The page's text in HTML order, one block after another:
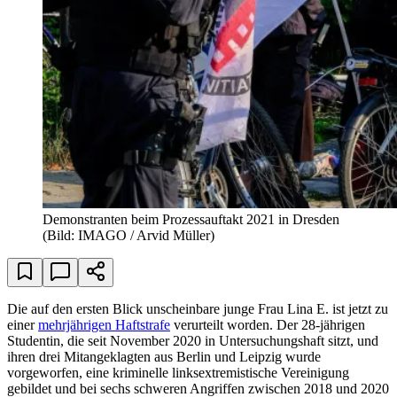
Demonstranten beim Prozessauftakt 2021 in Dresden
(Bild: IMAGO / Arvid Müller)
Die auf den ersten Blick unscheinbare junge Frau Lina E. ist jetzt zu
einermehrjährigen Haftstrafe verurteilt worden. Der 28-jährigen
Studentin, die seit November 2020 in Untersuchungshaft sitzt, und
ihren drei Mitangeklagten aus Berlin und Leipzig wurde
vorgeworfen, eine kriminelle linksextremistische Vereinigung
gebildet und bei sechs schweren Angriffen zwischen 2018 und 2020